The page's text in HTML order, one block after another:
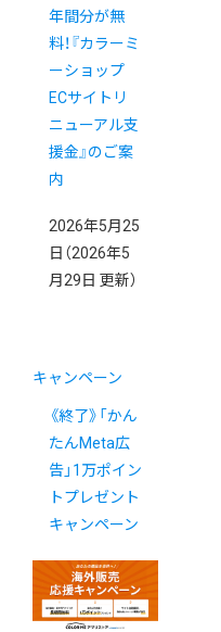
年間分が無
料！『カラーミ
ーショップ
ECサイトリ
ニューアル支
援金』のご案
内
2026年5月25
日 （2026年5
月29日 更新）
キャンペーン
《終了》「かん
たんMeta広
告」1万ポイン
トプレゼント
キャンペーン